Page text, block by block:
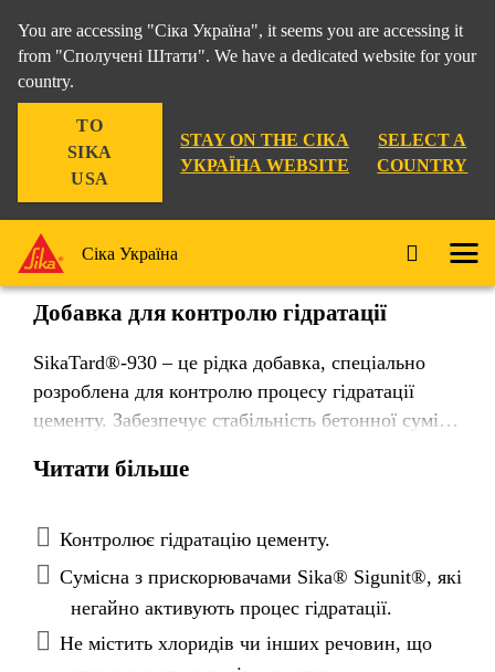
You are accessing "Сіка Україна", it seems you are accessing it
from "Сполучені Штати". We have a dedicated website for your
country.
TO
SIKA
USA
STAY ON THE СІКА
УКРАЇНА WEBSITE
SELECT A
COUNTRY
Сіка Україна
SikaTard®-930
Добавка для контролю гідратації
SikaTard®-930 – це рідка добавка, спеціально
розроблена для контролю процесу гідратації
цементу. Забезпечує стабільність бетонної суміші
не погіршуючи експлуатаційні характеристики
Читати більше
Контролює гідратацію цементу.
Сумісна з прискорювачами Sika® Sigunit®, які
негайно активують процес гідратації.
Не містить хлоридів чи інших речовин, що